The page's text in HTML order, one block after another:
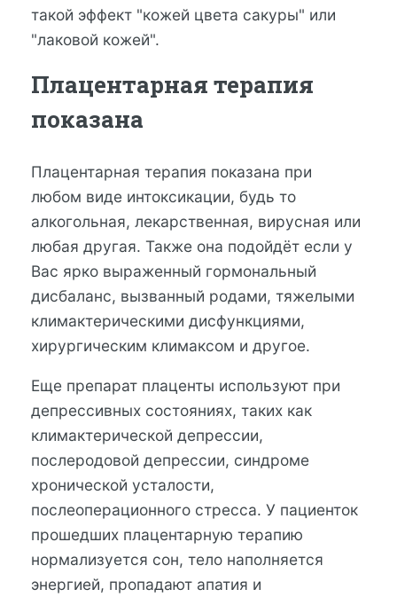
такой эффект "кожей цвета сакуры" или
"лаковой кожей".
Плацентарная терапия
показана
Плацентарная терапия показана при
любом виде интоксикации, будь то
алкогольная, лекарственная, вирусная или
любая другая. Также она подойдёт если у
Вас ярко выраженный гормональный
дисбаланс, вызванный родами, тяжелыми
климактерическими дисфункциями,
хирургическим климаксом и другое.
Еще препарат плаценты используют при
депрессивных состояниях, таких как
климактерической депрессии,
послеродовой депрессии, синдроме
хронической усталости,
послеоперационного стресса. У пациенток
прошедших плацентарную терапию
нормализуется сон, тело наполняется
энергией, пропадают апатия и